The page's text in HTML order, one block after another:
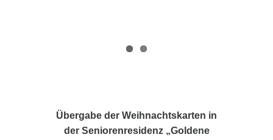
Übergabe der Weihnachtskarten in
der Seniorenresidenz „Goldene